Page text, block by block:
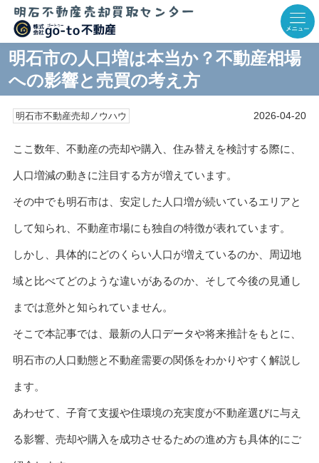
明石市の人口増は本当か？不動産相場
への影響と売買の考え方
明石市不動産売却ノウハウ 2026-04-20
ここ数年、不動産の売却や購入、住み替えを検討する際に、
人口増減の動きに注目する方が増えています。
その中でも明石市は、安定した人口増が続いているエリアと
して知られ、不動産市場にも独自の特徴が表れています。
しかし、具体的にどのくらい人口が増えているのか、周辺地
域と比べてどのような違いがあるのか、そして今後の見通し
までは意外と知られていません。
そこで本記事では、最新の人口データや将来推計をもとに、
明石市の人口動態と不動産需要の関係をわかりやすく解説し
ます。
あわせて、子育て支援や住環境の充実度が不動産選びに与え
る影響、売却や購入を成功させるための進め方も具体的にご